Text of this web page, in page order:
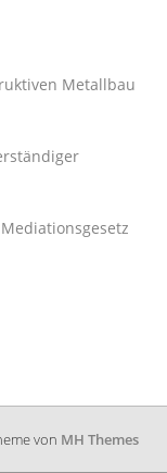
Metallbau
von MH Themes